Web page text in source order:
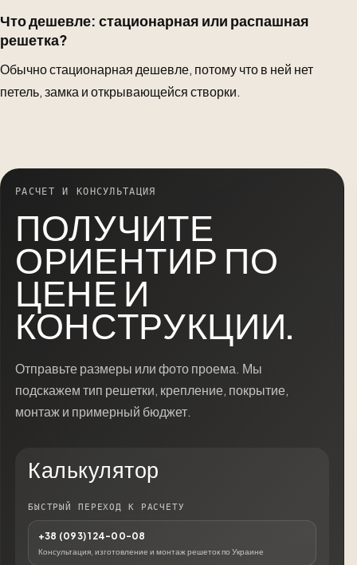
Что дешевле: стационарная или распашная
решетка?
Обычно стационарная дешевле, потому что в ней нет
петель, замка и открывающейся створки.
РАСЧЕТ И КОНСУЛЬТАЦИЯ
ПОЛУЧИТЕ
ОРИЕНТИР ПО
ЦЕНЕ И
КОНСТРУКЦИИ.
Отправьте размеры или фото проема. Мы
подскажем тип решетки, крепление, покрытие,
монтаж и примерный бюджет.
Калькулятор
БЫСТРЫЙ ПЕРЕХОД К РАСЧЕТУ
+38 (093) 124-00-08
Консультация, изготовление и монтаж решеток по Украине